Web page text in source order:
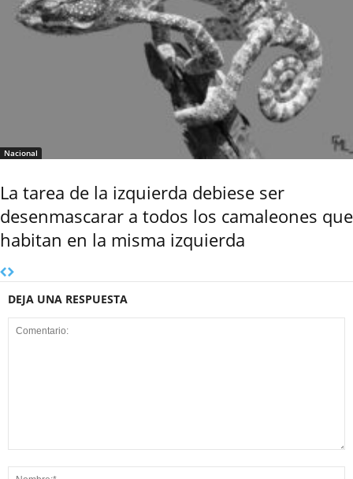
Nacional
La tarea de la izquierda debiese ser
desenmascarar a todos los camaleones que
habitan en la misma izquierda
DEJA UNA RESPUESTA